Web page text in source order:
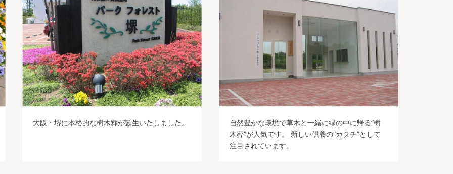
※管理料3,500円
※代々継承不可
大阪・堺に本格的な樹木葬が誕生いたしました。
自然豊かな環境で草木と一緒に緑の中に帰る”樹
木葬”が人気です。 新しい供養の”カタチ”として
注目されています。